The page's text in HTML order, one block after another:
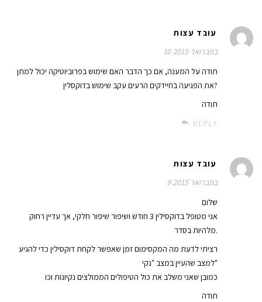
עובד עצות
10 בפברואר 2015
תודה על המענה, אם כך הדבר האם שימוש בפרוביוטיקה יכול למתן
את הפגיעה בחיידקים הרעים עקב שימוש בדוקסלין?
תודה
REPLY
עובד עצות
9 בפברואר 2015
שלום
אני מטופל בדוקסילין 3 חודש ושיפור שיפור חלקי, אך עדיין רחוק
מלהיות בסדר.
רציתי לדעת מה המקסימום זמן שאפשר לקחת דוקסילין כדי להגיע
למצב שהעיין במצב "נקי"
כמובן שאני משלב את כול הטיפולים הממולצים נקיונות וכו
תודה